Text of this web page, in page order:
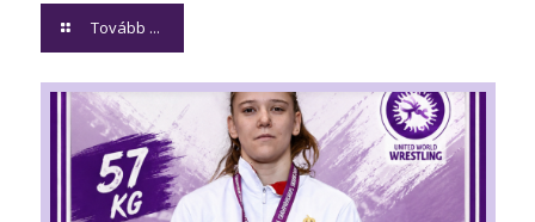
Tovább ...